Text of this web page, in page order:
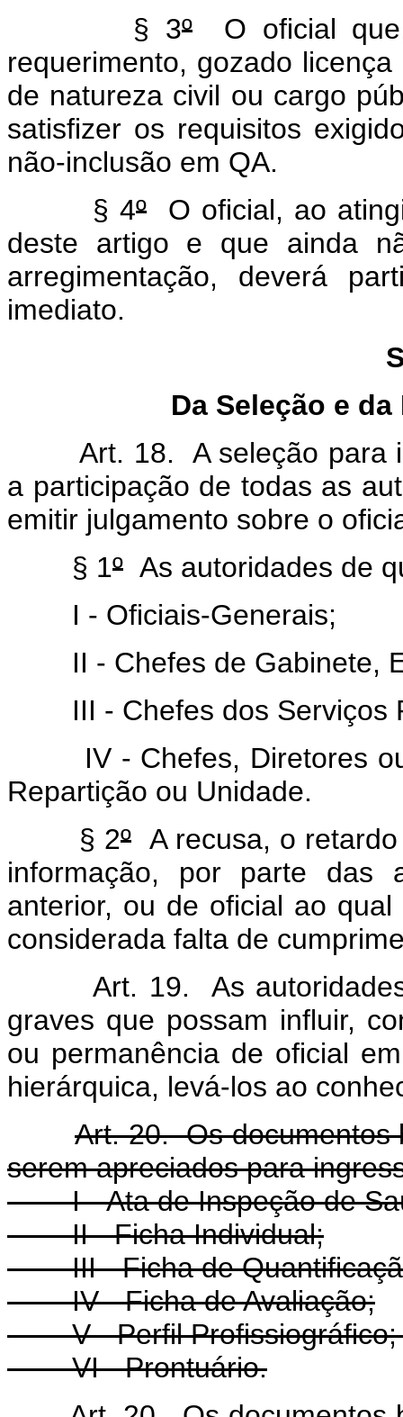
§ 3º O oficial
requerimento, gozado
de natureza civil ou cargo
satisfizer os requisitos
não-inclusão em QA.
§ 4ºO oficial, ao
deste artigo e que ainda
arregimentação, deverá
imediato.
Da Seleção e
Art. 18. A seleção para
a participação de todas as
emitir julgamento sobre o
§ 1º As autoridades de
I - Oficiais-Generais;
II - Chefes de Gabinete,
III - Chefes dos Serviços
IV - Chefes, Diretores ou
Repartição ou Unidade.
§ 2º A recusa, o
informação, por parte das
anterior, ou de oficial ao
considerada falta de
Art. 19. As
graves que possam influir,
ou permanência de oficial
hierárquica, levá-los ao
Art. 20. Os documentos
serem apreciados para
I - Ata de Inspeção de
II - Ficha Individual;
III - Ficha de
IV - Ficha de Avaliação;
V - Perfil
VI - Prontuário.